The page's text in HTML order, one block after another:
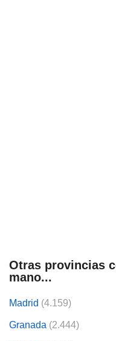
Otras provincias
mano...
Madrid (4.159)
Granada (2.444)